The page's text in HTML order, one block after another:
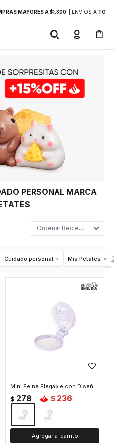
MAYORES A $1.800 | ENVÍOS ATODO
PERSONAL MARCA
Recientes
Cuidado personal Mis Petates
Mini Peine Plegable con Diseño de Nube – Colores Pasteles Portátil para Viaje - Lila
$ 278 $ 236